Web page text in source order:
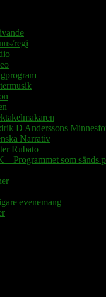
regi
D Anderssons
Narrativ
Rubato
– Programmet som sänds
evenemang